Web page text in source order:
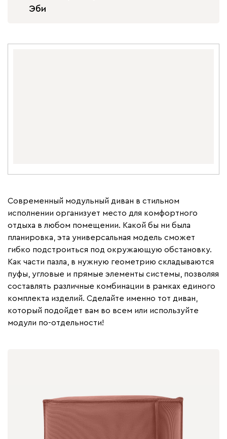
Эби
Современный модульный диван в стильном
исполнении организует место для комфортного
отдыха в любом помещении. Какой бы ни была
планировка, эта универсальная модель сможет
гибко подстроиться под окружающую обстановку.
Как части пазла, в нужную геометрию складываются
пуфы, угловые и прямые элементы системы, позволяя
составлять различные комбинации в рамках единого
комплекта изделий. Сделайте именно тот диван,
который подойдет вам во всем или используйте
модули по-отдельности!